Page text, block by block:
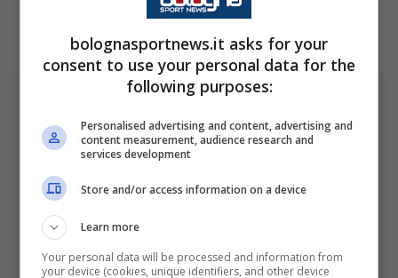
Il Milan cerca rinforzi in casa Bologna (Ansa Foto) –
bolognasportnews.it asks for your
consent to use your personal data for the
following purposes:
Personalised advertising and content, advertising and
content measurement, audience research and
services development
Store and/or access information on a device
Learn more
Your personal data will be processed and information from
your device (cookies, unique identifiers, and other device